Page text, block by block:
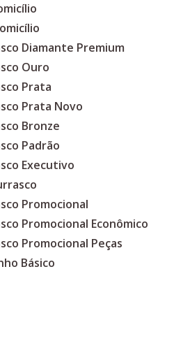
Diamante Premium
Ouro
Prata
Prata Novo
Bronze
Padrão
Executivo
Promocional
Promocional Econômico
Promocional Peças
Básico